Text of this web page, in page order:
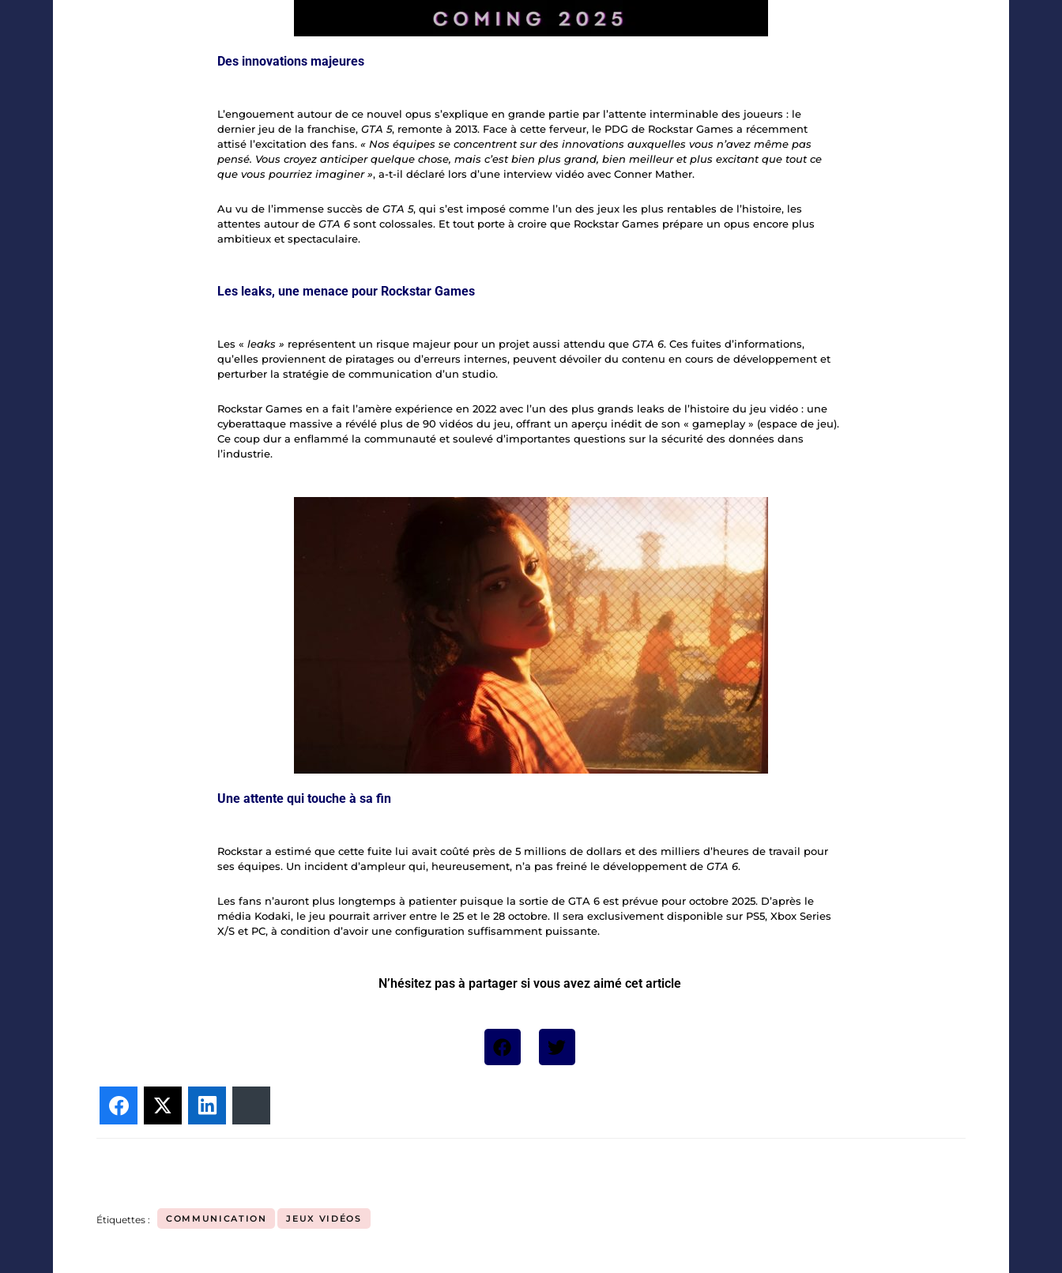
Des innovations majeures
L’engouement autour de ce nouvel opus s’explique en grande partie par l’attente interminable des joueurs : le
dernier jeu de la franchise, GTA 5, remonte à 2013. Face à cette ferveur, le PDG de Rockstar Games a récemment
attisé l’excitation des fans. « Nos équipes se concentrent sur des innovations auxquelles vous n’avez même pas
pensé. Vous croyez anticiper quelque chose, mais c’est bien plus grand, bien meilleur et plus excitant que tout ce
que vous pourriez imaginer », a-t-il déclaré lors d’une interview vidéo avec Conner Mather.
Au vu de l’immense succès de GTA 5, qui s’est imposé comme l’un des jeux les plus rentables de l’histoire, les
attentes autour de GTA 6sont colossales. Et tout porte à croire que Rockstar Games prépare un opus encore plus
ambitieux et spectaculaire.
Les leaks, une menace pour Rockstar Games
Les « leaks » représentent un risque majeur pour un projet aussi attendu que GTA 6. Ces fuites d’informations,
qu’elles proviennent de piratages ou d’erreurs internes, peuvent dévoiler du contenu en cours de développement et
perturber la stratégie de communication d’un studio.
Rockstar Games en a fait l’amère expérience en 2022 avec l’un des plus grands leaks de l’histoire du jeu vidéo : une
cyberattaque massive a révélé plus de 90 vidéos du jeu, offrant un aperçu inédit de son « gameplay » (espace de jeu).
Ce coup dur a enflammé la communauté et soulevé d’importantes questions sur la sécurité des données dans
l’industrie.
Une attente qui touche à sa fin
Rockstar a estimé que cette fuite lui avait coûté près de 5 millions de dollars et des milliers d’heures de travail pour
ses équipes. Un incident d’ampleur qui, heureusement, n’a pas freiné le développement de GTA 6.
Les fans n’auront plus longtemps à patienter puisque la sortie de GTA 6 est prévue pour octobre 2025. D’après le
média Kodaki, le jeu pourrait arriver entre le 25 et le 28 octobre. Il sera exclusivement disponible sur PS5, Xbox Series
X/S et PC, à condition d’avoir une configuration suffisamment puissante.
N’hésitez pas à partager si vous avez aimé cet article
Facebook
Twitter
Étiquettes : COMMUNICATION JEUX VIDÉOS